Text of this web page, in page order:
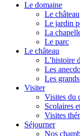
Le domaine
Le château
Le jardin
La
Le parc
Le château
L’histoire
Les
Les
Visiter
Visites du
Scolaires
Visites
Séjourner
Nos